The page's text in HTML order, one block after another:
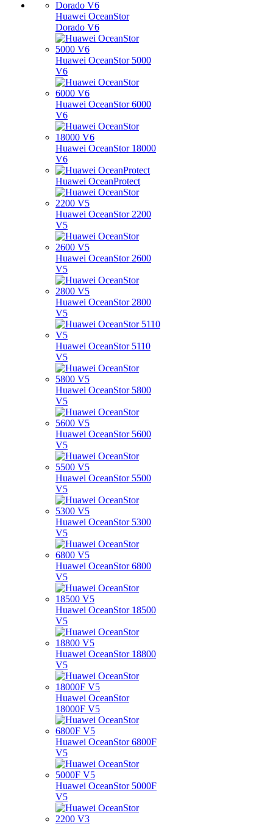
Huawei OceanStor
Dorado V6
Huawei OceanStor 5000
V6
Huawei OceanStor 6000
V6
Huawei OceanStor 18000
V6
Huawei OceanProtect
Huawei OceanStor 2200
V5
Huawei OceanStor 2600
V5
Huawei OceanStor 2800
V5
Huawei OceanStor 5110
V5
Huawei OceanStor 5800
V5
Huawei OceanStor 5600
V5
Huawei OceanStor 5500
V5
Huawei OceanStor 5300
V5
Huawei OceanStor 6800
V5
Huawei OceanStor 18500
V5
Huawei OceanStor 18800
V5
Huawei OceanStor
18000F V5
Huawei OceanStor 6800F
V5
Huawei OceanStor 5000F
V5